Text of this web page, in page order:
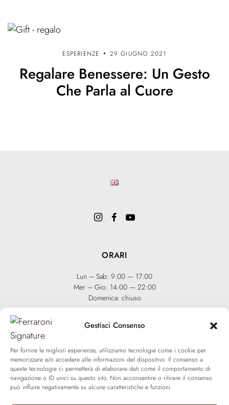
Gestisci Consenso
Per fornire le migliori esperienze, utilizziamo tecnologie come i cookie per
memorizzare e/o accedere alle informazioni del dispositivo. Il consenso a
queste tecnologie ci permetterà di elaborare dati come il comportamento di
navigazione o ID unici su questo sito. Non acconsentire o ritirare il consenso
può influire negativamente su alcune caratteristiche e funzioni.
ESPERIENZE 29 GIUGNO 2021
Regalare Benessere: Un Gesto
Che Parla al Cuore
Via XX Settembre 65, 75100
Matera
T: +39 0835 18 81 656
info@ferraronisignature.com
Eventi
Diventa Hair Spa
Regala un’esperienza
ORARI
Lun – Sab: 9:00 — 17:00
Mer – Gio: 14:00 — 22:00
Domenica: chiuso